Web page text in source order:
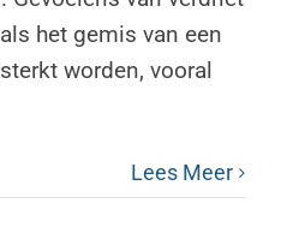
het gemis van een
worden, vooral
Lees Meer